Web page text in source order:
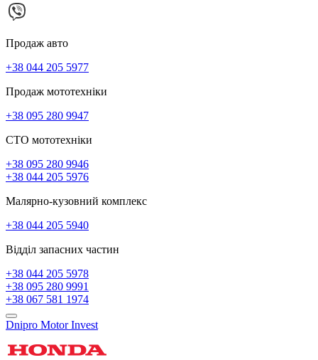
Продаж авто
+38 044 205 5977
Продаж мототехніки
+38 095 280 9947
СТО мототехніки
+38 095 280 9946
+38 044 205 5976
Малярно-кузовний комплекс
+38 044 205 5940
Відділ запасних частин
+38 044 205 5978
+38 095 280 9991
+38 067 581 1974
Dnipro Motor Invest